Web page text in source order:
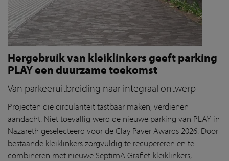
Hergebruik van kleiklinkers geeft parking
PLAY een duurzame toekomst
Van parkeeruitbreiding naar integraal ontwerp
Projecten die circulariteit tastbaar maken, verdienen
aandacht. Niet toevallig werd de nieuwe parking van PLAY in
Nazareth geselecteerd voor de Clay Paver Awards 2026. Door
bestaande kleiklinkers zorgvuldig te recupereren en te
combineren met nieuwe SeptimA Grafiet-kleiklinkers,